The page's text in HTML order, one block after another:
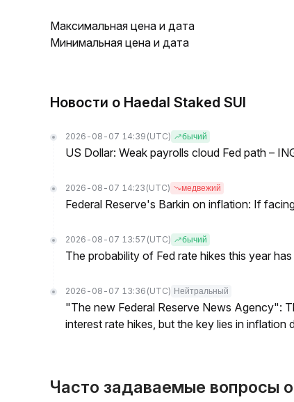
Максимальная цена и дата
Минимальная цена и дата
Новости о Haedal Staked SUI
2026-08-07 14:39 (UTC) бычий
US Dollar: Weak payrolls cloud Fed path –
2026-08-07 14:23 (UTC) медвежий
Federal Reserve's Barkin on inflation: If
2026-08-07 13:57 (UTC) бычий
The probability of Fed rate hikes this year
2026-08-07 13:36 (UTC) Нейтральный
"The new Federal Reserve News Agency":
interest rate hikes, but the key lies in inflation
Часто задаваемые вопросы